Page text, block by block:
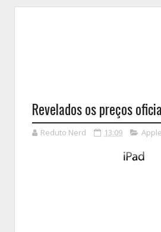
Revelados os preços
Reduto Nerd 13:09 Apple